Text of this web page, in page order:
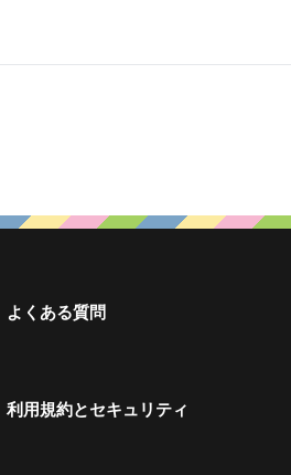
よくある質問
利用規約とセキュリティ